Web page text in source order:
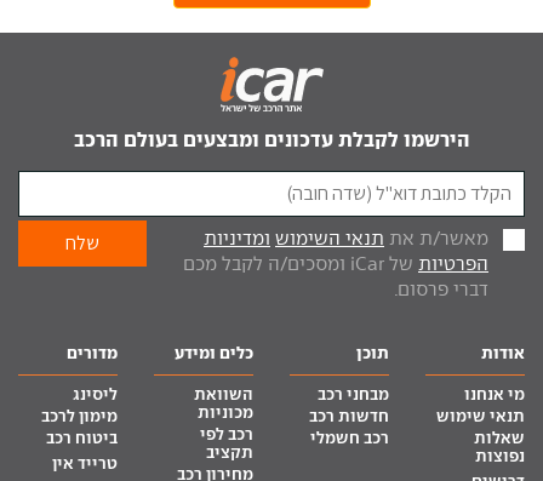
הירשמו לקבלת עדכונים ומבצעים בעולם הרכב
מאשר/ת את תנאי השימוש ומדיניות
הפרטיות
של iCar ומסכים/ה לקבל מכם
דברי פרסום.
אודות
מי אנחנו
תנאי שימוש
שאלות
נפוצות
תוכן
מבחני רכב
חדשות רכב
רכב חשמלי
כלים ומידע
השוואת
מכוניות
רכב לפי
תקציב
מחירון רכב
מדורים
ליסינג
מימון לרכב
ביטוח רכב
טרייד אין